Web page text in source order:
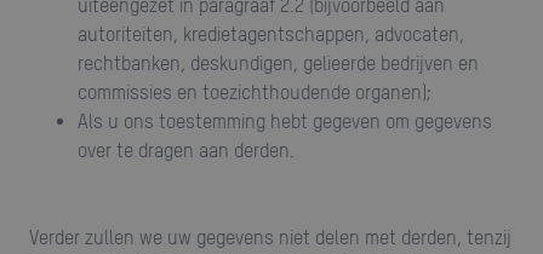
uiteengezet in paragraaf 2.2 (bijvoorbeeld aan
autoriteiten, kredietagentschappen, advocaten,
rechtbanken, deskundigen, gelieerde bedrijven en
commissies en toezichthoudende organen);
als u ons toestemming hebt gegeven om gegevens
over te dragen aan derden.
Verder zullen we uw gegevens niet delen met derden, tenzij